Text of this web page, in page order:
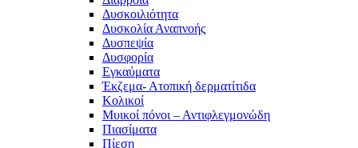
Δυσκοιλιότητα
Δυσκολία Αναπνοής
Δυσπεψία
Δυσφορία
Εγκαύματα
Έκζεμα- Ατοπική δερματίτιδα
Κολικοί
Μυικοί πόνοι – Αντιφλεγμονώδη
Πιασίματα
Πίεση